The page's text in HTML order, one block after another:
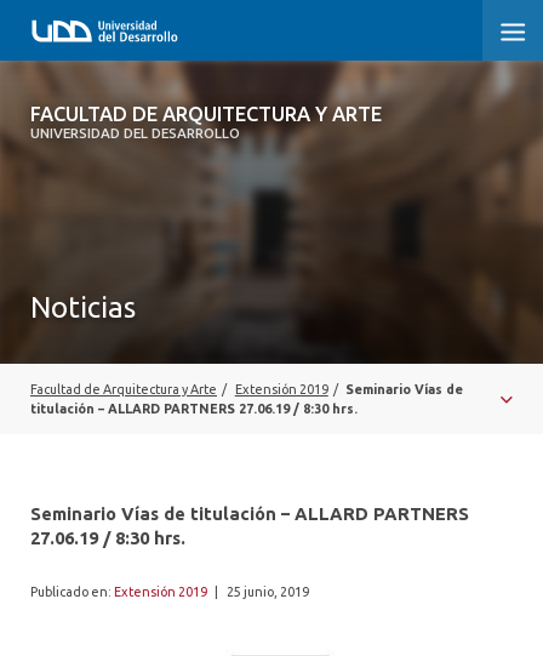
FACULTAD DE ARQUITECTURA Y ARTE
UNIVERSIDAD DEL DESARROLLO
FACULTAD DE ARQUITECTURA Y ARTE
MAGÍSTER
ALUMNI
PLATAFORMA VUT
Noticias
Facultad de Arquitectura y Arte / Extensión 2019 / Seminario Vías de
titulación – ALLARD PARTNERS 27.06.19 / 8:30 hrs.
Seminario Vías de titulación – ALLARD PARTNERS
27.06.19 / 8:30 hrs.
Publicado en: Extensión 2019 25 junio, 2019